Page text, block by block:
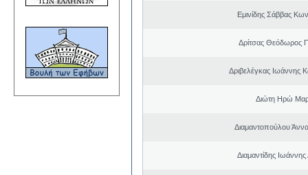
Εμινίδης Σάββας
Δρίτσας Θεόδωρος
Δριβελέγκας Ιωάννης
Διώτη Ηρώ
Διαμαντοπούλου
Διαμαντίδης Ιωάννης